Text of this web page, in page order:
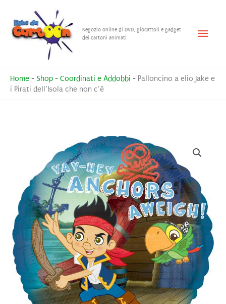
contenuto
Negozio online di DVD, giocattoli e gadget
dei cartoni animati
Menu
Home - Shop - Coordinati e Addobbi - Palloncino a elio Jake e
i Pirati dell’Isola che non c’è